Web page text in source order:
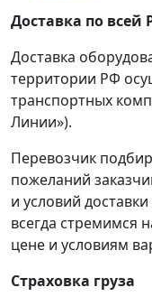
Доставка по всей
Доставка
территории РФ
транспортных
Линии»).
Перевозчик
пожеланий
и условий
всегда стремимся
цене и условиям
Страховка груза